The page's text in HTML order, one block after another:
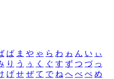
ぱ ま や ゃ ら わ ゎ ん い ぃ
り う ぅ く ぐ す ず つ づ っ
げ せ ぜ て で ね へ べ ぺ め